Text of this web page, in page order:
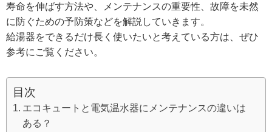
寿命を伸ばす方法や、メンテナンスの重要性、故障を未然
に防ぐための予防策などを解説していきます。
給湯器をできるだけ長く使いたいと考えている方は、ぜひ
参考にご覧ください。
目次
エコキュートと電気温水器にメンテナンスの違いは
ある？